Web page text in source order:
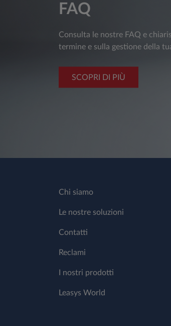
FAQ
Consulta le nostre FAQ e
termine e sulla gestione della
SCOPRI DI PIÙ
Chi siamo
Le nostre soluzioni
Contatti
Reclami
I nostri prodotti
Leasys World